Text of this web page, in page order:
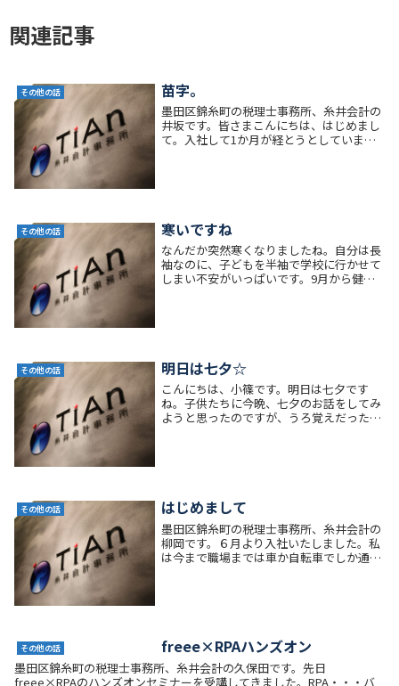
関連記事
その他の話 苗字。
墨田区錦糸町の税理士事務所、糸井会計の
井坂です。皆さまこんにちは、はじめまし
て。入社して1か月が経とうとしていま
その他の話 寒いですね
なんだか突然寒くなりましたね。自分は長
袖なのに、子どもを半袖で学校に行かせて
しまい不安がいっぱいです。9月から健康
その他の話 明日は七夕☆
こんにちは、小篠です。明日は七夕です
ね。子供たちに今晩、七夕のお話をしてみ
ようと思ったのですが、うろ覚えだったた
その他の話 はじめまして
墨田区錦糸町の税理士事務所、糸井会計の
柳岡です。６月より入社いたしました。私
は今まで職場までは車か自転車でしか通勤
その他の話 freee×RPAハンズオン
墨田区錦糸町の税理士事務所、糸井会計の久保田です。先日
freee×RPAのハンズオンセミナーを受講してきました。RPA・・・バ